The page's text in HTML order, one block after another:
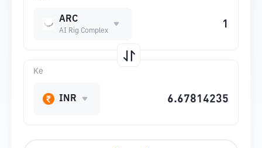
ARC
AI Rig Complex
Ke
INR